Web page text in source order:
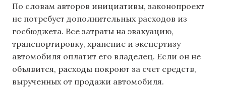
По словам авторов инициативы, законопроект
не потребует дополнительных расходов из
госбюджета. Все затраты на эвакуацию,
транспортировку, хранение и экспертизу
автомобиля оплатит его владелец. Если он не
объявится, расходы покроют за счет средств,
вырученных от продажи автомобиля.